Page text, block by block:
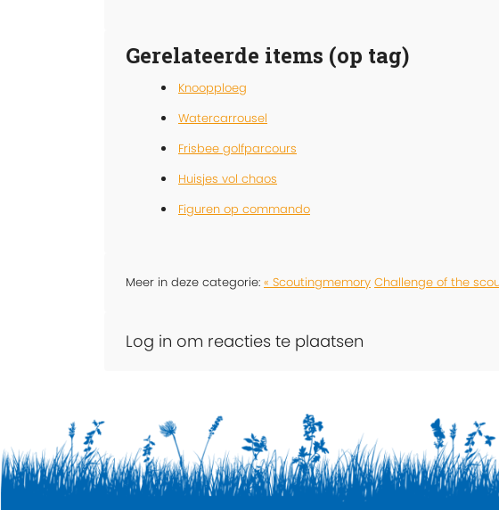
Gerelateerde items (op tag)
Knoopploeg
Watercarrousel
Frisbee golfparcours
Huisjes vol chaos
Figuren op commando
Meer in deze categorie: « Scoutingmemory Challenge of the
Log in om reacties te plaatsen